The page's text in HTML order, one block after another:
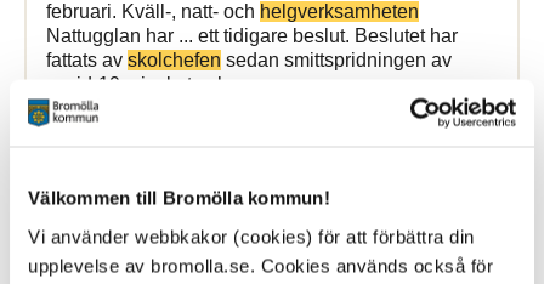
Välkommen till Bromölla kommun!
Vi använder webbkakor (cookies) för att förbättra din
upplevelse av bromolla.se. Cookies används också för
februari. Kväll-, natt- och helgverksamheten
Nattugglan har ... ett tidigare beslut. Beslutet har
fattats av skolchefen sedan smittspridningen av
covid-19 minskat och
Bromölla Kommun
[Arkiverad] Stöd och omsorg i Bromölla
kommun behöver dig!